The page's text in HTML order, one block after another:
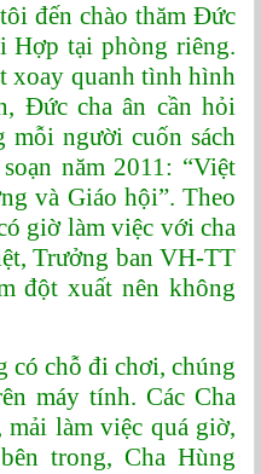
đến chào thăm Đức
Hợp tại phòng riêng.
xoay quanh tình hình
Đức cha ân cần hỏi
mỗi người cuốn sách
năm 2011: “Việt
và Giáo hội”. Theo
giờ làm việc với cha
Trưởng ban VH-TT
đột xuất nên không
có chỗ đi chơi, chúng
máy tính. Các Cha
làm việc quá giờ,
trong, Cha Hùng